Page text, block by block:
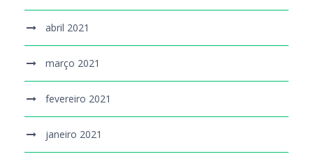
abril 2021
março 2021
fevereiro 2021
janeiro 2021